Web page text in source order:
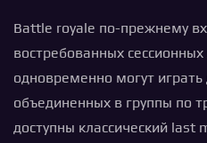
Battle royale по-прежнему
востребованных
одновременно могут
объединенных в группы по
доступны классический last